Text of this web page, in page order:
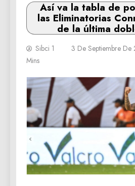
Así va la tabla de
las Eliminatorias
de la última
Sibci 1 3 De Septiembre De
Mins